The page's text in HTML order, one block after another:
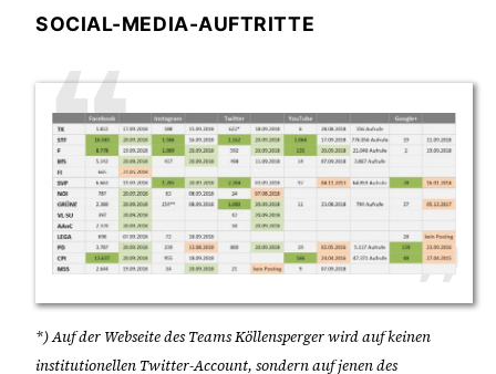
SOCIAL-MEDIA-AUFTRITTE
*) Auf der Webseite des Teams Köllensperger wird auf keinen
institutionellen Twitter-Account, sondern auf jenen des